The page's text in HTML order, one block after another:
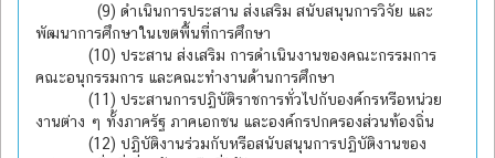
(9) ดำเนินการประสาน ส่งเสริม สนับสนุนการวิจัย และ
พัฒนาการศึกษาในเขตพื้นที่การศึกษา
(10) ประสาน ส่งเสริม การดำเนินงานของคณะกรรมการ
คณะอนุกรรมการ และคณะทำงานด้านการศึกษา
(11) ประสานการปฏิบัติราชการทั่วไปกับองค์กรหรือหน่วย
งานต่าง ๆ ทั้งภาครัฐ ภาคเอกชน และองค์กรปกครองส่วนท้องถิ่น
(12) ปฏิบัติงานร่วมกับหรือสนับสนุนการปฏิบัติงานของ